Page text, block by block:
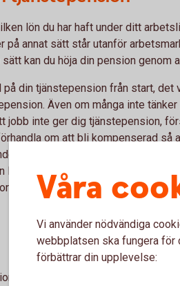
lön du har haft under ditt
på annat sätt står utanför
kan du höja din pension genom
på din tjänstepension från start,
Även om många inte
jobb inte ger dig tjänstepension,
om att bli kompenserad så
belopp. Avsättningen till
lön på 30 000 kronor. Med en lön på
per
månad 1. Och om arbetsgivaren
tidigt i livet har sina
Våra
Vi använder nödvändiga
webbplatsen ska fungera för
förbättrar din upplevelse: